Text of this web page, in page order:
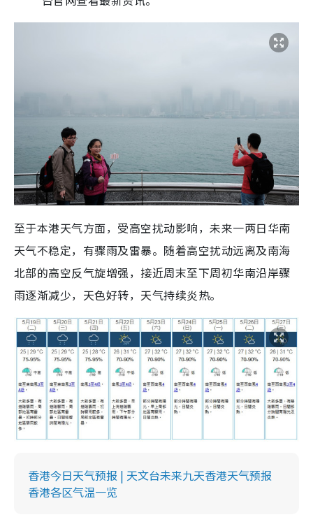
至于本港天气方面，受高空扰动影响，未来一两日华南
天气不稳定，有骤雨及雷暴。随着高空扰动远离及南海
北部的高空反气旋增强，接近周末至下周初华南沿岸骤
雨逐渐减少，天色好转，天气持续炎热。
香港今日天气预报 | 天文台未来九天香港天气预报
香港各区气温一览